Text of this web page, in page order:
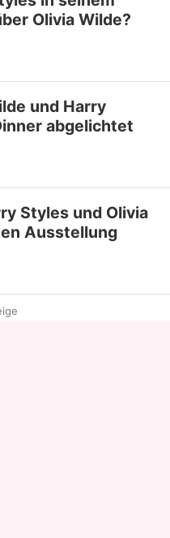
Olivia Wilde?
und Harry
abgelichtet
Styles und Olivia
Ausstellung